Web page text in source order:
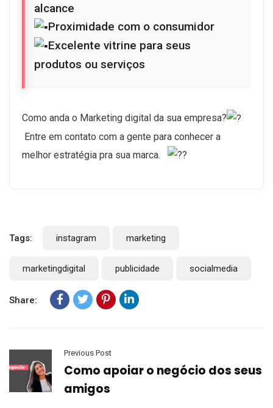
alcance
Proximidade com o consumidor
Excelente vitrine para seus
produtos ou serviços
Como anda o Marketing digital da sua empresa?
Entre em contato com a gente para conhecer a
melhor estratégia pra sua marca.⠀
Tags: instagram marketing
marketingdigital publicidade socialmedia
Share:
Previous Post
Como apoiar o negócio dos seus
amigos